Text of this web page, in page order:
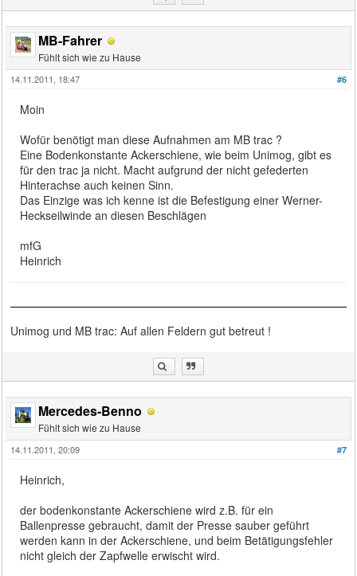
MB-Fahrer
Fühlt sich wie zu Hause
#6
14.11.2011, 18:47
Moin
Wofür benötigt man diese Aufnahmen am MB trac ?
Eine Bodenkonstante Ackerschiene, wie beim Unimog, gibt es
für den trac ja nicht. Macht aufgrund der nicht gefederten
Hinterachse auch keinen Sinn.
Das Einzige was ich kenne ist die Befestigung einer Werner-
Heckseilwinde an diesen Beschlägen
mfG
Heinrich
Unimog und MB trac: Auf allen Feldern gut betreut !
Mercedes-Benno
Fühlt sich wie zu Hause
#7
14.11.2011, 20:09
Heinrich,
der bodenkonstante Ackerschiene wird z.B. für ein
Ballenpresse gebraucht, damit der Presse sauber geführt
werden kann in der Ackerschiene, und beim Betätigungsfehler
nicht gleich der Zapfwelle erwischt wird.